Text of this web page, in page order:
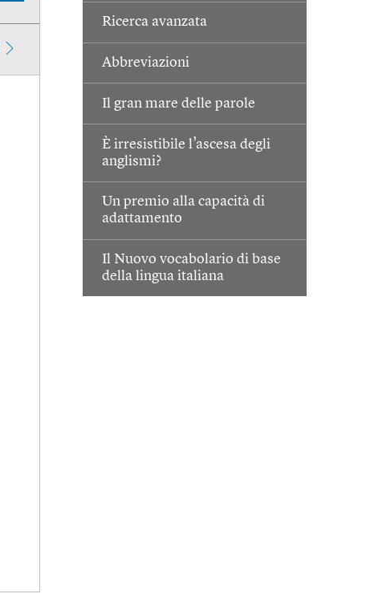
Ricerca avanzata
Abbreviazioni
Il gran mare delle parole
È irresistibile l’ascesa degli
anglismi?
Un premio alla capacità di
adattamento
Il Nuovo vocabolario di base
della lingua italiana